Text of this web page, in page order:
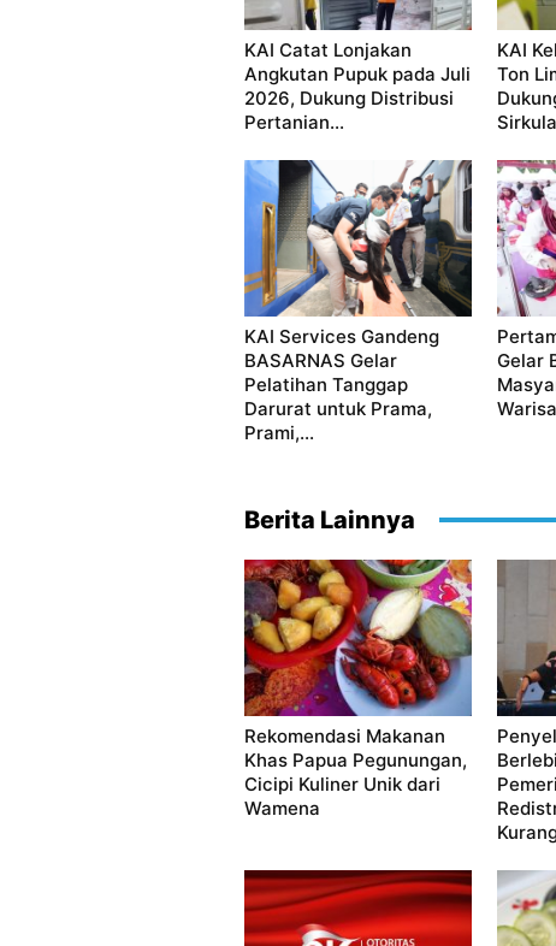
KAI Catat Lonjakan
Angkutan Pupuk pada Juli
2026, Dukung Distribusi
Pertanian...
KAI
Ton
KAI Services Gandeng
BASARNAS Gelar
Pelatihan Tanggap
Darurat untuk Prama,
Prami,...
Gelar
Berita Lainnya
Rekomendasi Makanan
Khas Papua Pegunungan,
Cicipi Kuliner Unik dari
Wamena